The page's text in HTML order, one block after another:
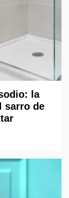
la
sarro de